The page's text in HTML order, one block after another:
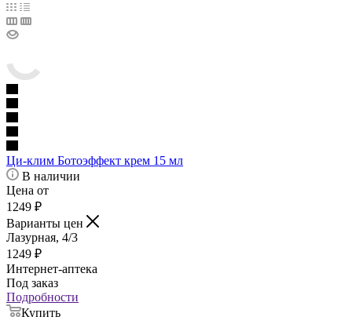
Ци-клим Ботоэффект крем 15 мл
В наличии
Цена от
1249 ₽
Варианты цен
Лазурная, 4/3
1249 ₽
Интернет-аптека
Под заказ
Подробности
Купить